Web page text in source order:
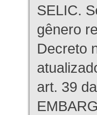
SELIC.
gênero
Decreto
art. 39